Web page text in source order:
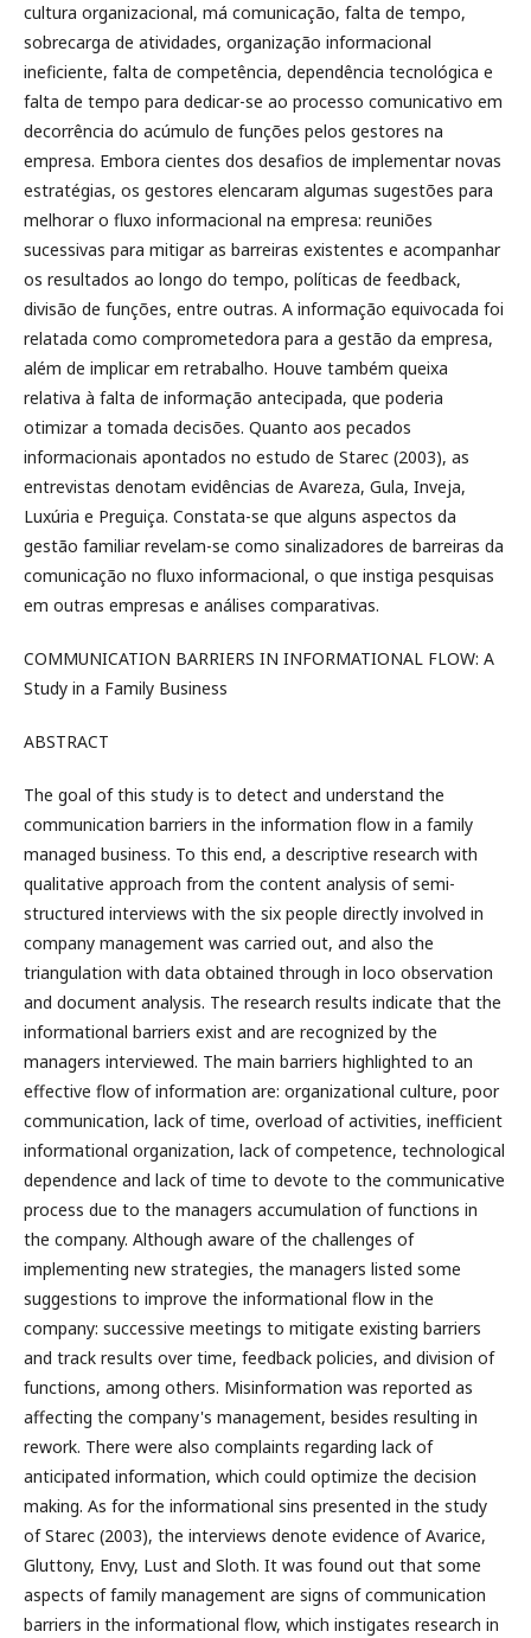
cultura organizacional, má comunicação, falta de tempo,
sobrecarga de atividades, organização informacional
ineficiente, falta de competência, dependência tecnológica e
falta de tempo para dedicar-se ao processo comunicativo em
decorrência do acúmulo de funções pelos gestores na
empresa. Embora cientes dos desafios de implementar novas
estratégias, os gestores elencaram algumas sugestões para
melhorar o fluxo informacional na empresa: reuniões
sucessivas para mitigar as barreiras existentes e acompanhar
os resultados ao longo do tempo, políticas de feedback,
divisão de funções, entre outras. A informação equivocada foi
relatada como comprometedora para a gestão da empresa,
além de implicar em retrabalho. Houve também queixa
relativa à falta de informação antecipada, que poderia
otimizar a tomada decisões. Quanto aos pecados
informacionais apontados no estudo de Starec (2003), as
entrevistas denotam evidências de Avareza, Gula, Inveja,
Luxúria e Preguiça. Constata-se que alguns aspectos da
gestão familiar revelam-se como sinalizadores de barreiras da
comunicação no fluxo informacional, o que instiga pesquisas
em outras empresas e análises comparativas.
COMMUNICATION BARRIERS IN INFORMATIONAL FLOW: A
Study in a Family Business
ABSTRACT
The goal of this study is to detect and understand the
communication barriers in the information flow in a family
managed business. To this end, a descriptive research with
qualitative approach from the content analysis of semi-
structured interviews with the six people directly involved in
company management was carried out, and also the
triangulation with data obtained through in loco observation
and document analysis. The research results indicate that the
informational barriers exist and are recognized by the
managers interviewed. The main barriers highlighted to an
effective flow of information are: organizational culture, poor
communication, lack of time, overload of activities, inefficient
informational organization, lack of competence, technological
dependence and lack of time to devote to the communicative
process due to the managers accumulation of functions in
the company. Although aware of the challenges of
implementing new strategies, the managers listed some
suggestions to improve the informational flow in the
company: successive meetings to mitigate existing barriers
and track results over time, feedback policies, and division of
functions, among others. Misinformation was reported as
affecting the company's management, besides resulting in
rework. There were also complaints regarding lack of
anticipated information, which could optimize the decision
making. As for the informational sins presented in the study
of Starec (2003), the interviews denote evidence of Avarice,
Gluttony, Envy, Lust and Sloth. It was found out that some
aspects of family management are signs of communication
barriers in the informational flow, which instigates research in